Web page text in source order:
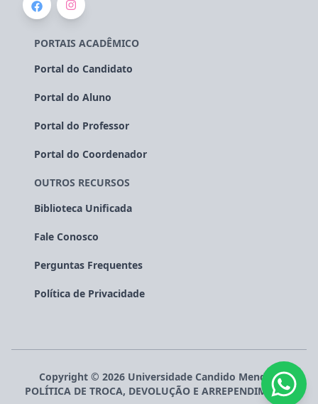
PORTAIS ACADÊMICO
Portal do Candidato
Portal do Aluno
Portal do Professor
Portal do Coordenador
OUTROS RECURSOS
Biblioteca Unificada
Fale Conosco
Perguntas Frequentes
Política de Privacidade
Copyright © 2026 Universidade Candido Mendes.
POLÍTICA DE TROCA, DEVOLUÇÃO E ARREPENDIMENTO